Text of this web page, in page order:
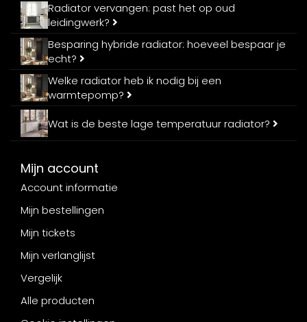
Radiator vervangen: past het op oud
leidingwerk?
Besparing hybride radiator: hoeveel bespaar je
echt?
Welke radiator heb ik nodig bij een
warmtepomp?
Wat is de beste lage temperatuur radiator?
Mijn account
Account informatie
Mijn bestellingen
Mijn tickets
Mijn verlanglijst
Vergelijk
Alle producten